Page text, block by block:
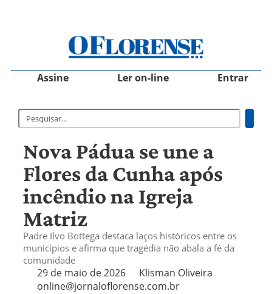
Assine Ler on-line Entrar
Nova Pádua se une a
Flores da Cunha após
incêndio na Igreja
Matriz
Padre Ilvo Bottega destaca laços históricos entre os
municípios e afirma que tragédia não abala a fé da
comunidade
29 de maio de 2026
Klisman Oliveira
online@jornaloflorense.com.br